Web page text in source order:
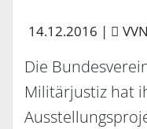
14.12.2016 |
Die
Militärjustiz hat